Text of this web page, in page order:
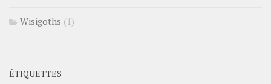
Wisigoths (1)
ÉTIQUETTES